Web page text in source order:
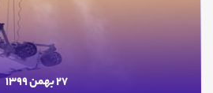
27 بهمن 1399